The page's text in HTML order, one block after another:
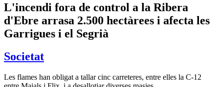
L'incendi fora de control a la Ribera
d'Ebre arrasa 2.500 hectàrees i afecta les
Garrigues i el Segrià
Societat
Les flames han obligat a tallar cinc carreteres, entre elles la C-12